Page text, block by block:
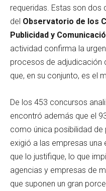
requeridas. Estas son dos
del Observatorio de los
Publicidad y
actividad confirma la
procesos de adjudicación
que, en su conjunto, es el
De los 453 concursos
encontró además que el
como única posibilidad de
exigió a las empresas
que lo justifique, lo que
agencias y empresas de
que suponen un gran